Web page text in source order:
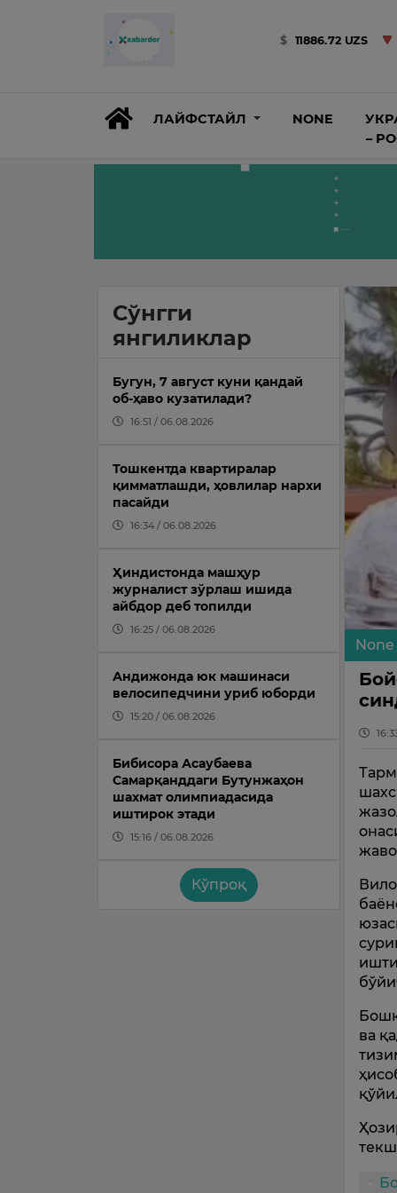
$ 11886.72 UZS
ЛАЙФСТАЙЛ NONE
–
Сўнгги
янгиликлар
Бугун, 7 август куни қандай
об-ҳаво кузатилади?
16:51 / 06.08.2026
Тошкентда квартиралар
қимматлашди, ҳовлилар нархи
пасайди
16:34 / 06.08.2026
Ҳиндистонда машҳур
журналист зўрлаш ишида
айбдор деб топилди
16:25 / 06.08.2026
Андижонда юк машинаси
велосипедчини уриб юборди
15:20 / 06.08.2026
Бибисора Асаубаева
Самарқанддаги Бутунжаҳон
шахмат олимпиадасида
иштирок этади
15:16 / 06.08.2026
Кўпроқ
None
ва